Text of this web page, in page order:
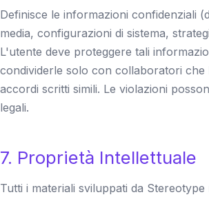
Definisce le informazioni confidenziali
media, configurazioni di sistema,
L'utente deve proteggere tali
condividerle solo con collaboratori che
accordi scritti simili. Le violazioni
legali.
7. Proprietà Intellettuale
Tutti i materiali sviluppati da